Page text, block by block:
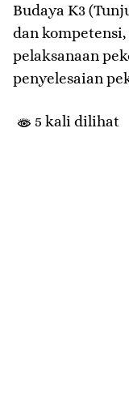
Budaya K3
dan
pelaksanaan
penyelesaian
5 kali dilihat